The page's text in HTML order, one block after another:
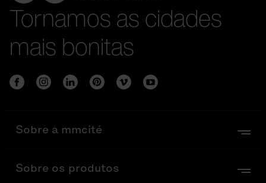
Tornamos as cidades
mais bonitas
Sobre a mmcité
Sobre os produtos